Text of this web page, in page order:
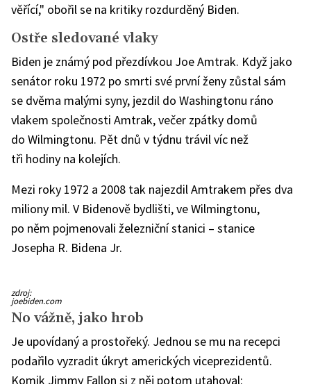
věřící," obořil se na kritiky rozdurděný Biden.
Ostře sledované vlaky
Biden je známý pod přezdívkou Joe Amtrak. Když jako
senátor roku 1972 po smrti své první ženy zůstal sám
se dvěma malými syny, jezdil do Washingtonu ráno
vlakem společnosti Amtrak, večer zpátky domů
do Wilmingtonu. Pět dnů v týdnu trávil víc než
tři hodiny na kolejích.
Mezi roky 1972 a 2008 tak najezdil Amtrakem přes dva
miliony mil. V Bidenově bydlišti, ve Wilmingtonu,
po něm pojmenovali železniční stanici – stanice
Josepha R. Bidena Jr.
Joe
během
volební
kampaně
na
zdroj:
joebiden.com
No vážně, jako hrob
Je upovídaný a prostořeký. Jednou se mu na recepci
podařilo vyzradit úkryt amerických viceprezidentů.
Komik Jimmy Fallon si z něj potom utahoval: